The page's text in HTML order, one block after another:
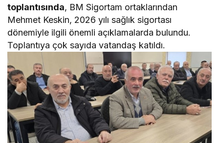
toplantısında, BM Sigortam ortaklarından
Mehmet Keskin, 2026 yılı sağlık sigortası
dönemiyle ilgili önemli açıklamalarda bulundu.
Toplantıya çok sayıda vatandaş katıldı.